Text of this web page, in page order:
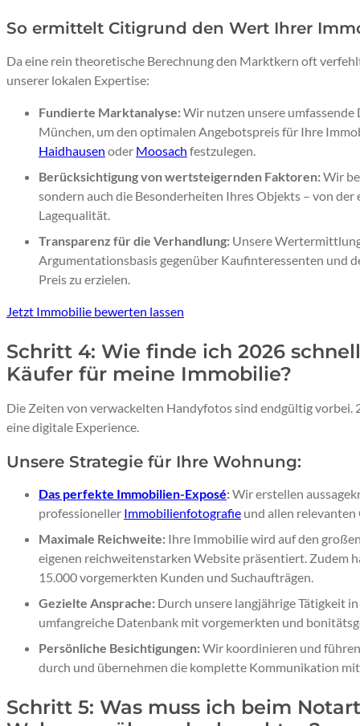
So ermittelt Citigrund den Wert Ihrer
Da eine rein theoretische Berechnung den Marktkern oft
unserer lokalen Expertise:
Fundierte Marktanalyse:Wir nutzen unsere
München, um den optimalen Angebotspreis für Ihre
Haidhausen oder Moosach festzulegen.
Berücksichtigung von wertsteigernden Faktoren:Wir
sondern auch die Besonderheiten Ihres Objekts – von
Lagequalität.
Transparenz für die Verhandlung: Unsere
Argumentationsbasis gegenüber Kaufinteressenten und
Preis zu erzielen.
Jetzt Immobilie bewerten lassen
Schritt 4: Wie finde ich 2026
Käufer für meine Immobilie?
Die Zeiten von verwackelten Handyfotos sind endgültig
eine digitale Experience.
Unsere Strategie für Ihre Wohnung:
Das perfekte Immobilien-Exposé:Wir erstellen
professioneller Immobilienfotografie und allen
Maximale Reichweite: Ihre Immobilie wird auf den
eigenen reichweitenstarken Website präsentiert. Zudem
15.000 vorgemerkten Kunden und Suchaufträgen.
Gezielte Ansprache: Durch unsere langjährige Tätigkeit
umfangreiche Datenbank mit vorgemerkten und
Persönliche Besichtigungen:Wir koordinieren und
durch und übernehmen die komplette Kommunikation
Schritt 5: Was muss ich beim